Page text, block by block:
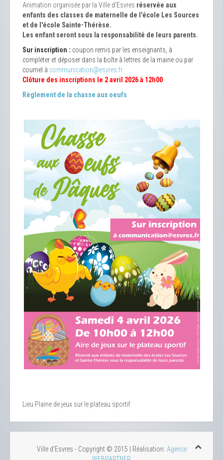
Animation organisée par la Ville d'Esvres réservée aux
enfants des classes de maternelle de l'école Les Sources
et de l'école Sainte-Thérèse.
Les enfant seront sous la responsabilité de leurs parents.
Sur inscription : coupon remis par les enseignants, à
compléter et déposer dans la boîte à lettres de la mairie ou par
courriel à communication@esvres.fr
Clôture des inscriptions le 2 avril 2026 à 12h00
Règlement de la chasse aux oeufs
Lieu Plaine de jeux sur le plateau sportif
Ville d'Esvres - Copyright © 2015 | Réalisation: Agence